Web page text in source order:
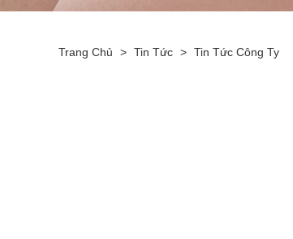
Trang Chủ > Tin Tức > Tin Tức Công Ty